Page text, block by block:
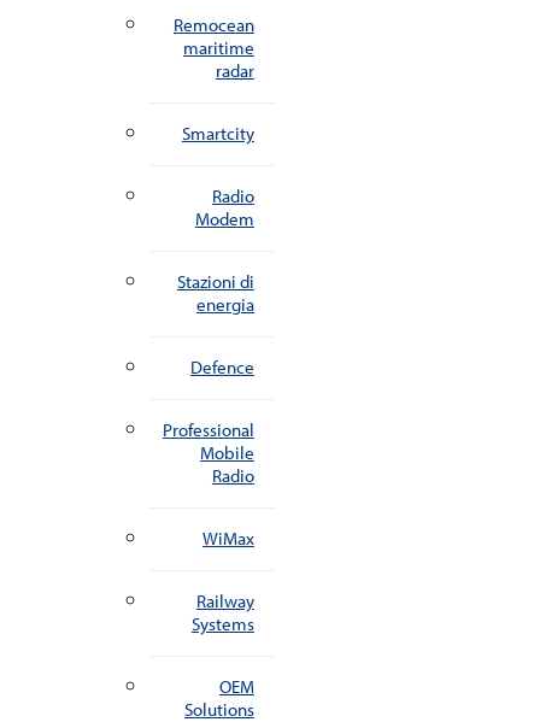
Remocean
maritime
radar
Smartcity
Radio
Modem
Stazioni di
energia
Defence
Professional
Mobile
Radio
WiMax
Railway
Systems
OEM
Solutions